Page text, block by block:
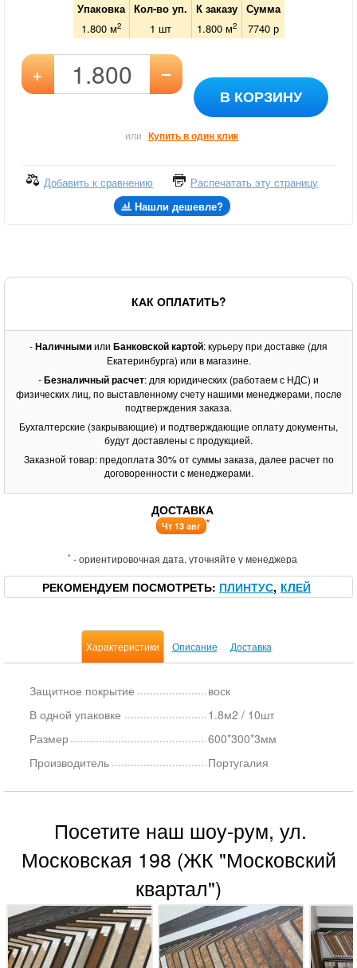
Упаковка Кол-во уп. К заказу
Сумма
1.800 м2 1 шт 1.800м2 7740р
+ –
В КОРЗИНУ
или Купить в один клик
Добавить к сравнению
Распечатать эту страницу
Нашли дешевле?
КАК ОПЛАТИТЬ?
-Наличнымиили Банковской картой: курьеру при доставке (для
Екатеринбурга) или в магазине.
-Безналичный расчет: для юридических (работаем с НДС) и
физических лиц, по выставленному счету нашими менеджерами, после
подтверждения заказа.
Бухгалтерские (закрывающие) и подтверждающие оплату документы,
будут доставлены с продукцией.
Заказной товар: предоплата 30% от суммы заказа, далее расчет по
договоренности с менеджерами.
ДОСТАВКА
Чт 13 авг *
* - ориентировочная дата, уточняйте у менеджера
РЕКОМЕНДУЕМ ПОСМОТРЕТЬ ПЛИНТУС КЛЕЙ
Характеристики Описание Доставка
Защитное покрытие
воск
В одной упаковке
1.8м2 / 10шт
Размер
600*300*3мм
Производитель
Португалия
Посетите наш шоу-рум, ул.
Московская 198 (ЖК "Московский
квартал")